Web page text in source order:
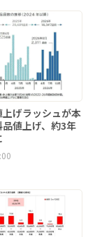
上げラッシュが本
値上げ、約3年